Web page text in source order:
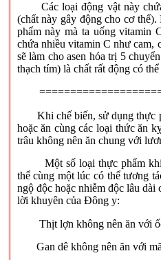
Các loại động vật này chứa
(chất này gây động cho cơ
phẩm này mà ta uống vitamin
chứa nhiều vitamin C như cam,
sẽ làm cho asen hóa trị 5
thạch tím) là chất rất động có
Khi chế biến, sử dụng thực
hoặc ăn cùng các loại thức ăn
trâu không nên ăn chung với
Một số loại thực phẩm khi
thể cùng một lúc có thể tương
ngộ độc hoặc nhiễm độc lâu
lời khuyên của Đông y:
Thịt lợn không nên ăn với ốc
Gan dê không nên ăn với